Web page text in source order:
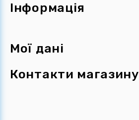
Інформація
Мої дані
Контакти магазину